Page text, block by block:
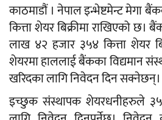
काठमाडौं । नेपाल इन्भेष्टमेन्ट मेगा
कित्ता शेयर बिक्रीमा राखिएको
लाख ४२ हजार ३५४ कित्ता शेयर
शेयरमा हाललाई बैंकका विद्यमान
खरिदका लागि निवेदन दिन सक्नेछन्।
इच्छुक संस्थापक शेयरधनीहरुले ३५